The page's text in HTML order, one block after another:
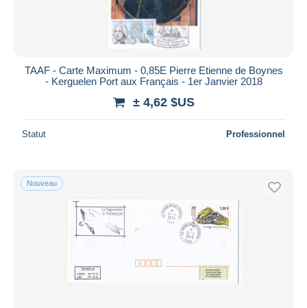
TAAF - Carte Maximum - 0,85E Pierre Etienne de Boynes
- Kerguelen Port aux Français - 1er Janvier 2018
± 4,62 $US
Statut Professionnel
Nouveau